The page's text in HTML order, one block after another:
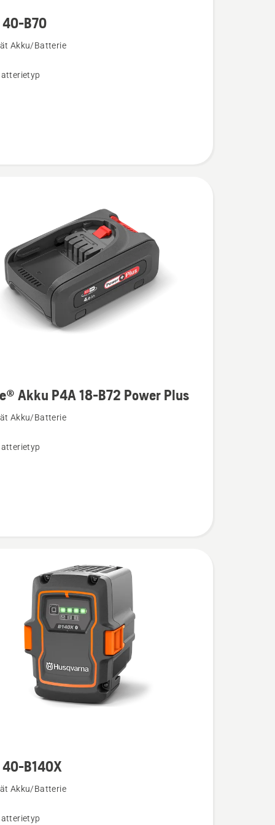
B70
Akku/Batterie
Akku P4A 18-B72 Power Plus
Akku/Batterie
B140X
Akku/Batterie